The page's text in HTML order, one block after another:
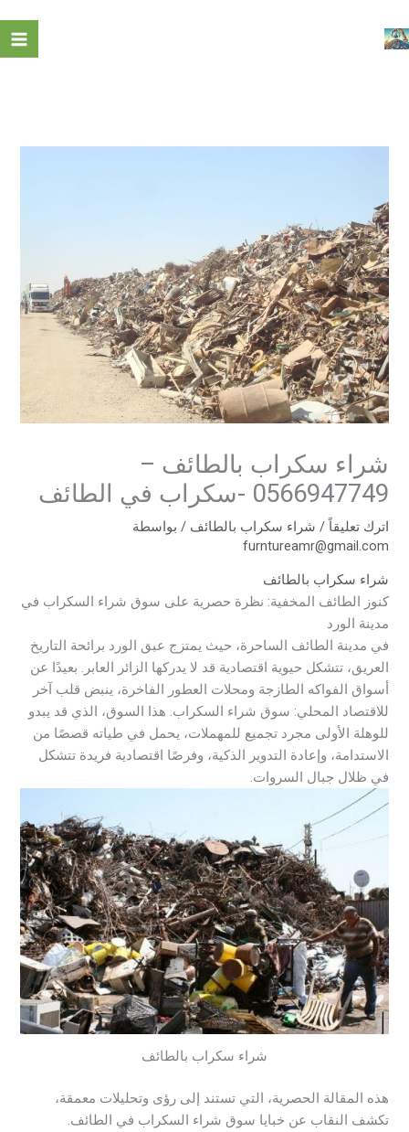
إلى
المحتوى
شراء سكراب بالطائف –
0566947749 -سكراب في الطائف
اترك تعليقاً / شراء سكراب بالطائف / بواسطة
furntureamr@gmail.com
شراء سكراب بالطائف
كنوز الطائف المخفية: نظرة حصرية على سوق شراء السكراب في
مدينة الورد
في مدينة الطائف الساحرة، حيث يمتزج عبق الورد برائحة التاريخ
العريق، تتشكل حيوية اقتصادية قد لا يدركها الزائر العابر. بعيدًا عن
أسواق الفواكه الطازجة ومحلات العطور الفاخرة، ينبض قلب آخر
للاقتصاد المحلي: سوق شراء السكراب. هذا السوق، الذي قد يبدو
للوهلة الأولى مجرد تجميع للمهملات، يحمل في طياته قصصًا من
الاستدامة، وإعادة التدوير الذكية، وفرصًا اقتصادية فريدة تتشكل
في ظلال جبال السروات.
شراء سكراب بالطائف
هذه المقالة الحصرية، التي تستند إلى رؤى وتحليلات معمقة،
تكشف النقاب عن خبايا سوق شراء السكراب في الطائف.